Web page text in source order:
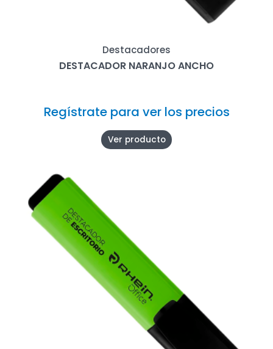
Destacadores
DESTACADOR NARANJO ANCHO
Regístrate para ver los precios
Ver producto